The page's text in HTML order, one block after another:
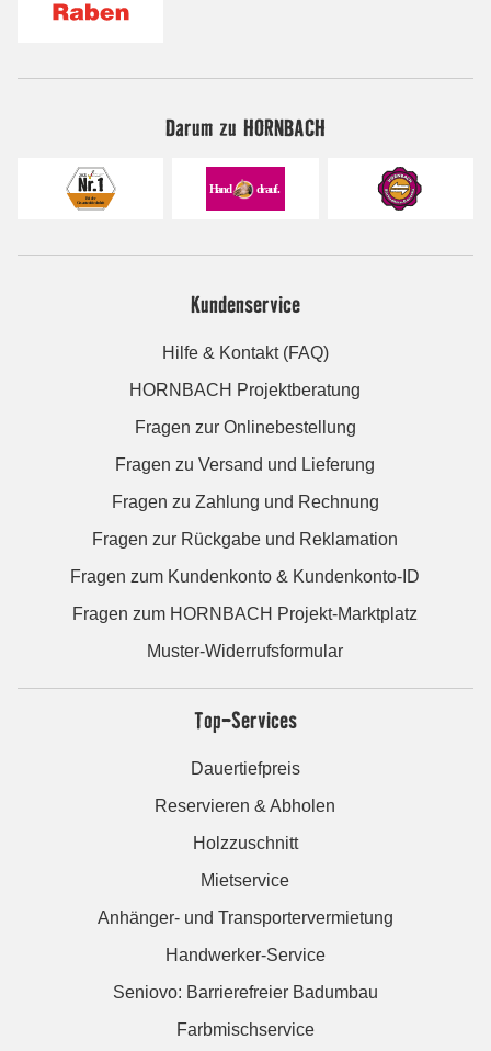
Darum zu HORNBACH
Kundenservice
Hilfe & Kontakt (FAQ)
HORNBACH Projektberatung
Fragen zur Onlinebestellung
Fragen zu Versand und Lieferung
Fragen zu Zahlung und Rechnung
Fragen zur Rückgabe und Reklamation
Fragen zum Kundenkonto & Kundenkonto-ID
Fragen zum HORNBACH Projekt-Marktplatz
Muster-Widerrufsformular
Top-Services
Dauertiefpreis
Reservieren & Abholen
Holzzuschnitt
Mietservice
Anhänger- und Transportervermietung
Handwerker-Service
Seniovo: Barrierefreier Badumbau
Farbmischservice